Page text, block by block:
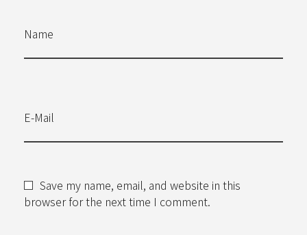
Name
E-Mail
Save my name, email, and website in this
browser for the next time I comment.